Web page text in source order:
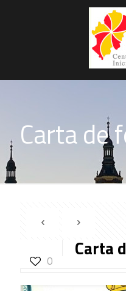
Carta de
0
Carta